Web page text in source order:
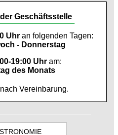
Geschäftsstelle
Uhran folgenden Tagen:
- Donnerstag
19:00 Uhr am:
des Monats
Vereinbarung.